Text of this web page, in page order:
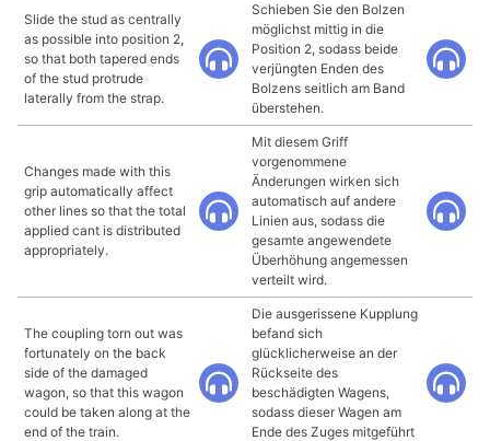
Slide the stud as centrally
as possible into position 2,
so that both tapered ends
of the stud protrude
laterally from the strap.
Schieben Sie den Bolzen
möglichst mittig in die
Position 2, sodass beide
verjüngten Enden des
Bolzens seitlich am Band
überstehen.
Changes made with this
grip automatically affect
other lines so that the total
applied cant is distributed
appropriately.
Mit diesem Griff
vorgenommene
Änderungen wirken sich
automatisch auf andere
Linien aus, sodass die
gesamte angewendete
Überhöhung angemessen
verteilt wird.
The coupling torn out was
fortunately on the back
side of the damaged
wagon, so that this wagon
could be taken along at the
end of the train.
Die ausgerissene Kupplung
befand sich
glücklicherweise an der
Rückseite des
beschädigten Wagens,
sodass dieser Wagen am
Ende des Zuges mitgeführt